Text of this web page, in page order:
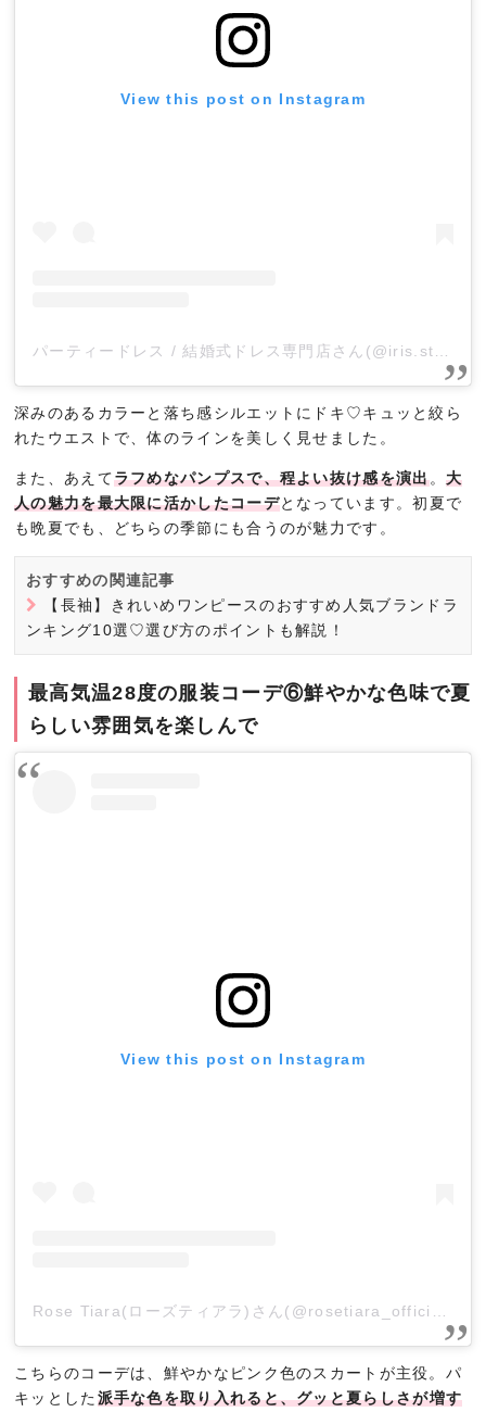
View this post on Instagram
深みのあるカラーと落ち感シルエットにドキ♡キュッと絞ら
れたウエストで、体のラインを美しく見せました。
また、あえてラフめなパンプスで、程よい抜け感を演出。 大
人の魅力を最大限に活かしたコーデとなっています。初夏で
も晩夏でも、どちらの季節にも合うのが魅力です。
おすすめの関連記事
【長袖】きれいめワンピースのおすすめ人気ブランドラ
ンキング10選♡選び方のポイントも解説！
最高気温28度の服装コーデ⑥鮮やかな色味で夏
らしい雰囲気を楽しんで
View this post on Instagram
こちらのコーデは、鮮やかなピンク色のスカートが主役。パ
キッとした派手な色を取り入れると、グッと夏らしさが増す